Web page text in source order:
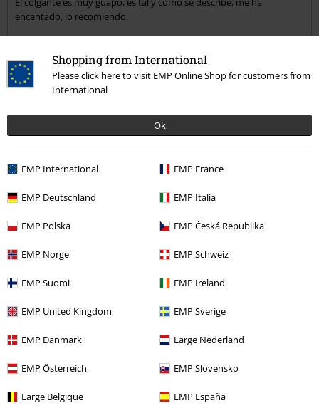
Shopping from International
Please click here to visit EMP Online Shop for customers from
International
Ok
EMP International EMP France
EMP Deutschland EMP Italia
EMP Polska EMP Česká Republika
EMP Norge EMP Schweiz
EMP Suomi EMP Ireland
EMP United Kingdom EMP Sverige
EMP Danmark Large Nederland
EMP Österreich EMP Slovensko
Large Belgique EMP España
encantado, lo recomiendo.
Calidad
Diseño
¿Te ha sido útil esta opinión?
Enviar comentario
Más categorías. Más opciones
Ofertas % Mujer
Accesorios Joyería
Accesorios Joyería